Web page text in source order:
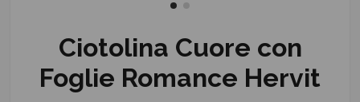
Ciotolina Cuore con
Foglie Romance Hervit